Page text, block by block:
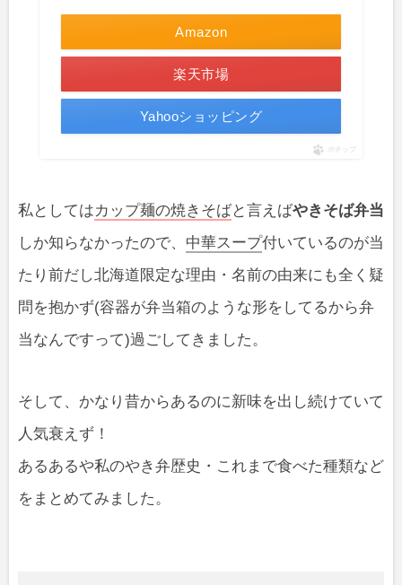
Amazon
楽天市場
Yahooショッピング
ポチップ
私としてはカップ麺の焼きそばと言えばやきそば弁当
しか知らなかったので、 中華スープ付いているのが当
たり前だし北海道限定な理由・名前の由来にも全く疑
問を抱かず(容器が弁当箱のような形をしてるから弁
当なんですって)過ごしてきました。
そして、かなり昔からあるのに新味を出し続けていて
人気衰えず！
あるあるや私のやき弁歴史・これまで食べた種類など
をまとめてみました。